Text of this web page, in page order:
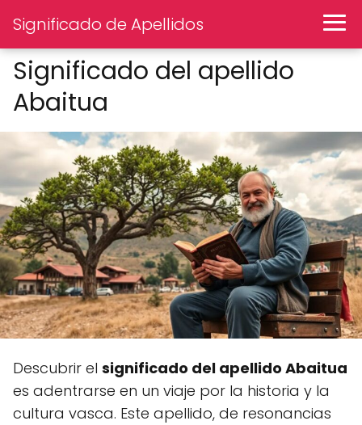
Significado de Apellidos
Significado del apellido
Abaitua
Descubrir el significado del apellido Abaitua
es adentrarse en un viaje por la historia y la
cultura vasca. Este apellido, de resonancias